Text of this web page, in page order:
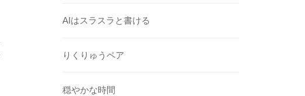
AIはスラスラと書ける
りくりゅうペア
穏やかな時間